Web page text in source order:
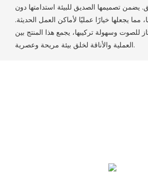
يضمن تصميمها الصديق للبيئة استدامتها دون
مما يجعلها خيارًا عمليًا لأماكن العمل الحديثة.
للصوت وسهولة تركيبها، يجمع هذا المنتج بين
العملية والأناقة لخلق بيئة مريحة وعصرية.